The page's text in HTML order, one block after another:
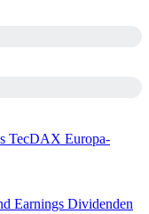
TecDAX Europa-
Earnings Dividenden